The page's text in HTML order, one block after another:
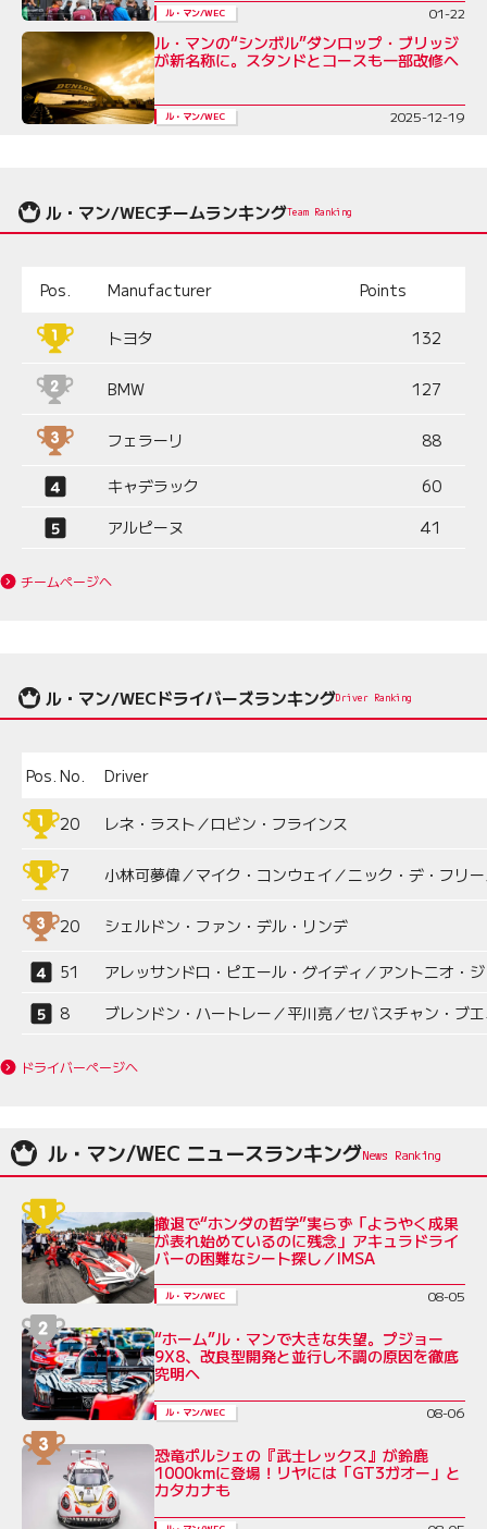
ル・マン/WEC 01-22
ル・マンの“シンボル”ダンロップ・ブリッジ
が新名称に。スタンドとコースも一部改修へ
ル・マン/WEC 2025-12-19
ル・マン/WECチームランキングTeam Ranking
Pos. Manufacturer Points
トヨタ 132
BMW 127
フェラーリ 88
キャデラック
60
アルピーヌ
41
チームページへ
ル・マン/WECドライバーズランキングDriver Ranking
Pos. No. Driver
20 レネ・ラスト／ロビン・フラインス
7 小林可夢偉／マイク・コンウェイ／ニック・デ・フリ
20 シェルドン・ファン・デル・リンデ
51
アレッサンドロ・ピエール・グイディ／アントニオ・
8
ブレンドン・ハートレー／平川亮／セバスチャン・ブ
ドライバーページへ
ル・マン/WEC ニュースランキング
撤退で“ホンダの哲学”実らず「ようやく成果
が表れ始めているのに残念」アキュラドライ
バーの困難なシート探し／IMSA
ル・マン/WEC 08-05
“ホーム”ル・マンで大きな失望。プジョー
9X8、改良型開発と並行し不調の原因を徹底
究明へ
ル・マン/WEC 08-06
恐竜ポルシェの『武士レックス』が鈴鹿
1000kmに登場！リヤには「GT3ガオー」と
カタカナも